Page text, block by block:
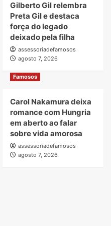
Gilberto Gil relembra
Preta Gil e destaca
força do legado
deixado pela filha
assessoriadefamosos
agosto 7, 2026
Famosos
Carol Nakamura deixa
romance com Hungria
em aberto ao falar
sobre vida amorosa
assessoriadefamosos
agosto 7, 2026